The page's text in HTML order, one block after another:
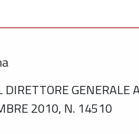
GENERALE
2010, N. 14510